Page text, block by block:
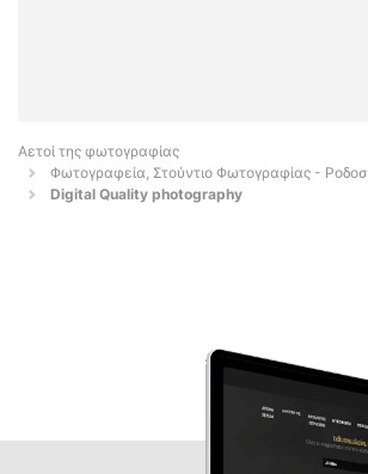
Αετοί της φωτογραφίας
Φωτογραφεία, Στούντιο Φωτογραφίας - Ροδοσ
Digital Quality photography